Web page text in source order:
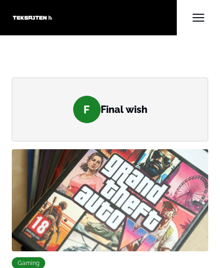
F Final wish
Gaming